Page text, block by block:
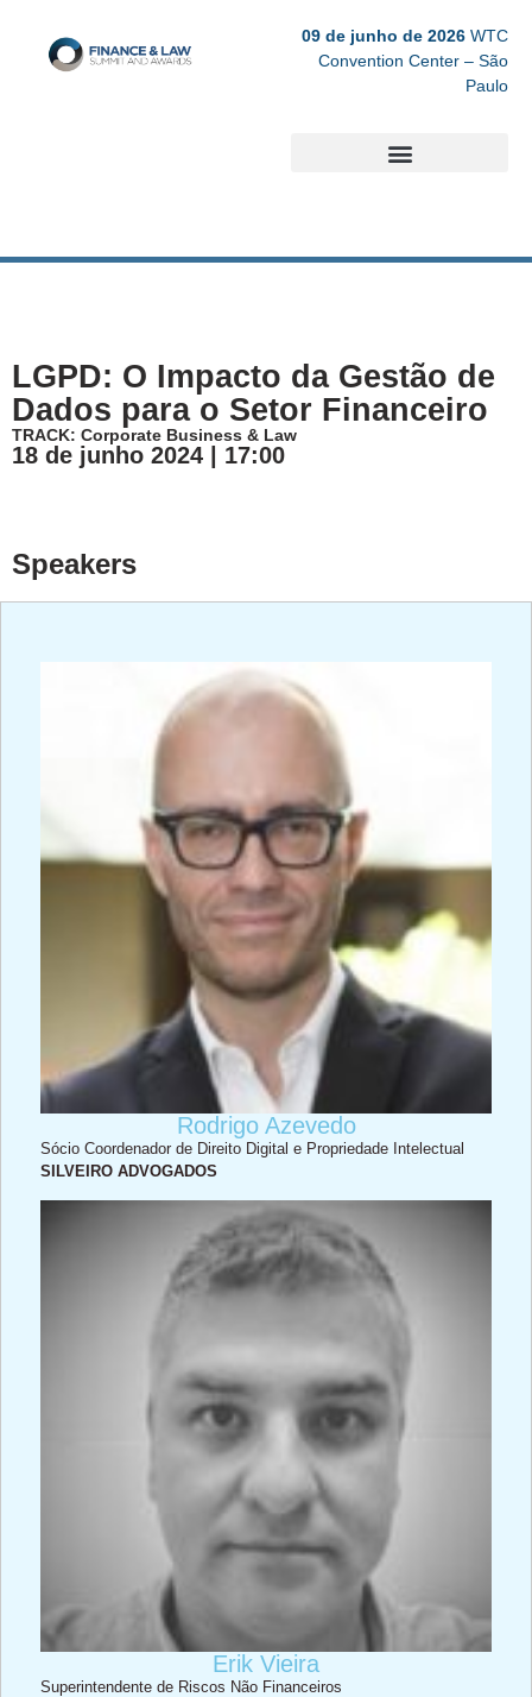
09 de junho de 2026 WTC
Convention Center – São
Paulo
LGPD: O Impacto da Gestão de
Dados para o Setor Financeiro
TRACK: Corporate Business & Law
18 de junho 2024 | 17:00
Speakers
Rodrigo Azevedo
Sócio Coordenador de Direito Digital e Propriedade Intelectual
SILVEIRO ADVOGADOS
Erik Vieira
Superintendente de Riscos Não Financeiros